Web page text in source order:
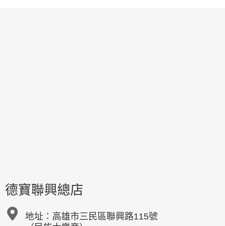
德寶聯興總店
地址： 高雄市三民區聯興路115號